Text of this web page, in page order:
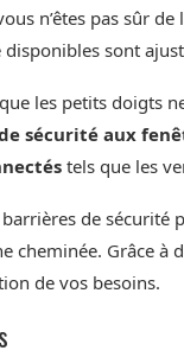
n’êtes pas sûr
sont
les petits doigts
sécurité aux
tels que les
barrières de
cheminée. Grâce à
de vos besoins.